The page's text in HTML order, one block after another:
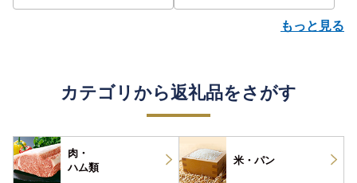
もっと見る
カテゴリから返礼品をさがす
肉・
ハム類
米・パン